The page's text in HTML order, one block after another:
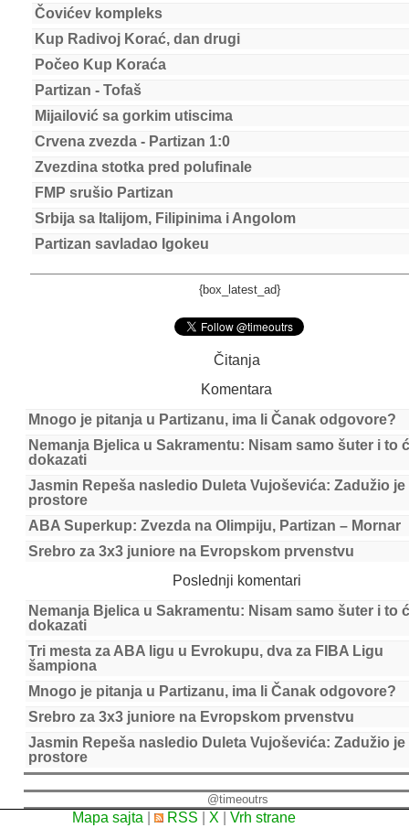
Čovićev kompleks
Kup Radivoj Korać, dan drugi
Počeo Kup Koraća
Partizan - Tofaš
Mijailović sa gorkim utiscima
Crvena zvezda - Partizan 1:0
Zvezdina stotka pred polufinale
FMP srušio Partizan
Srbija sa Italijom, Filipinima i Angolom
Partizan savladao Igokeu
{box_latest_ad}
Čitanja
Komentara
Mnogo je pitanja u Partizanu, ima li Čanak odgovore?
Nemanja Bjelica u Sakramentu: Nisam samo šuter i to
dokazati
Jasmin Repeša nasledio Duleta Vujoševića: Zadužio je
prostore
ABA Superkup: Zvezda na Olimpiju, Partizan – Mornar
Srebro za 3x3 juniore na Evropskom prvenstvu
Poslednji komentari
Nemanja Bjelica u Sakramentu: Nisam samo šuter i to
dokazati
Tri mesta za ABA ligu u Evrokupu, dva za FIBA Ligu
šampiona
Mnogo je pitanja u Partizanu, ima li Čanak odgovore?
Srebro za 3x3 juniore na Evropskom prvenstvu
Jasmin Repeša nasledio Duleta Vujoševića: Zadužio je
prostore
@timeoutrs
Mapa sajta | RSS X |Vrh strane